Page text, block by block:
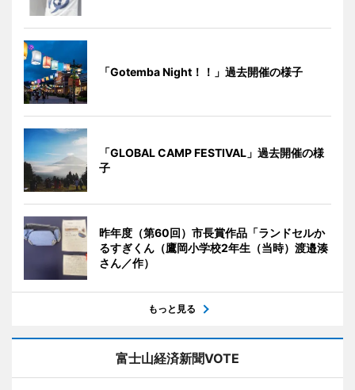
「Gotemba Night！！」過去開催の様子
「GLOBAL CAMP FESTIVAL」過去開催の様
子
昨年度（第60回）市長賞作品「ランドセルか
るすぎくん（鷹岡小学校2年生（当時）渡邉湊
さん／作）
もっと見る
富士山経済新聞VOTE